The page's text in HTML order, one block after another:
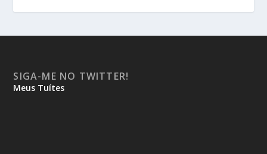
SIGA-ME NO TWITTER!
Meus Tuítes